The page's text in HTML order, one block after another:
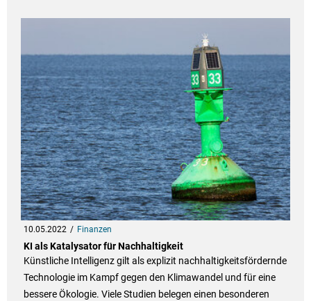
10.05.2022 Finanzen
KI als Katalysator für Nachhaltigkeit
Künstliche Intelligenz gilt als explizit nachhaltigkeitsfördernde
Technologie im Kampf gegen den Klimawandel und für eine
bessere Ökologie. Viele Studien belegen einen besonderen